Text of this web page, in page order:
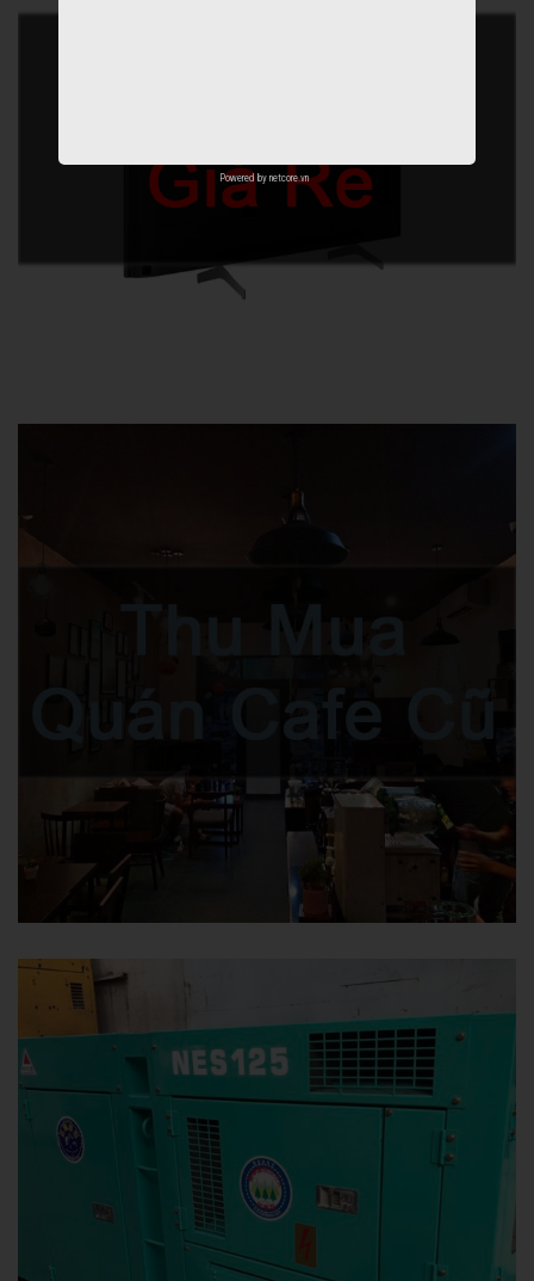
Powered by netcore.vn